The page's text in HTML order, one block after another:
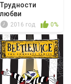
Трудности
любви
2016 год 0%